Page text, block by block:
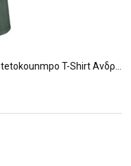
Nike Nba Milwaukee Bucks Giannis Antetokounmpo T-Shirt Ανδρικό (DR6385 329)